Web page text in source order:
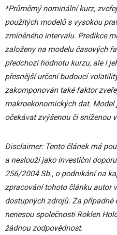
*Průměrný nominální kurz,
použitých modelů s vysokou
zmíněného intervalu. Predikce
založeny na modelu časových
předchozí hodnotu kurzu, ale i
přesnější určení budoucí
zakomponován také faktor
makroekonomických dat. Model
očekávat zvýšenou či sníženou
Disclaimer: Tento článek má
a neslouží jako investiční
256/2004 Sb., o podnikání na
zpracování tohoto článku autor
dostupných zdrojů. Za případné
nenesou společnosti Roklen
žádnou zodpovědnost.